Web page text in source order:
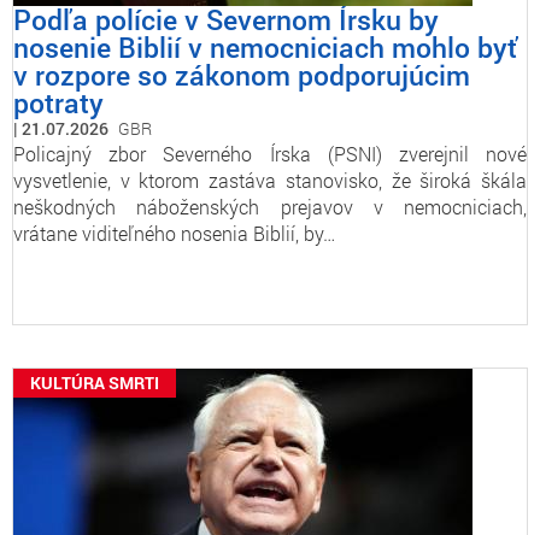
Podľa polície v Severnom Írsku by
nosenie Biblií v nemocniciach mohlo byť
v rozpore so zákonom podporujúcim
potraty
21.07.2026 GBR
Policajný zbor Severného Írska (PSNI) zverejnil nové
vysvetlenie, v ktorom zastáva stanovisko, že široká škála
neškodných náboženských prejavov v nemocniciach,
vrátane viditeľného nosenia Biblií, by…
KULTÚRA SMRTI